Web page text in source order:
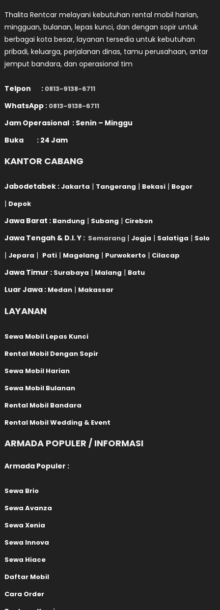
Thalita Rentcar melayani kebutuhan rental mobil harian,
mingguan, bulanan, lepas kunci, dan dengan sopir untuk
berbagai kota besar, layanan tersedia untuk kebutuhan
pribadi, keluarga, perjalanan dinas, tamu perusahaan, antar
jemput bandara, dan operasional tim
Telpon : 0813-9138-6711
WhatsApp : 0813-9138-6711
Jam Operasional : Senin – Minggu
Buka : 24 Jam
KANTOR CABANG
Jabodetabek : Jakarta | Tangerang | Bekasi | Bogor
| Depok
Jawa Barat : Bandung | Subang | Cirebon
Jawa Tengah & D.I. Y : Semarang | Jogja | Salatiga | Solo
| Jepara | Pati | Magelang | Purwokerto | Cilacap
Jawa Timur : Surabaya | Malang | Batu
Luar Jawa : Medan | Makassar
LAYANAN
Sewa Mobil Lepas Kunci
Rental Mobil Dengan Sopir
Sewa Mobil Harian
Sewa Mobil Bulanan
Rental Mobil Bandara
Rental Mobil Wedding & Event
ARMADA POPULER / INFORMASI
Armada Populer :
Sewa Brio
Sewa Avanza
Sewa Xenia
Sewa Innova
Sewa Hiace
Daftar Mobil
Cara Order